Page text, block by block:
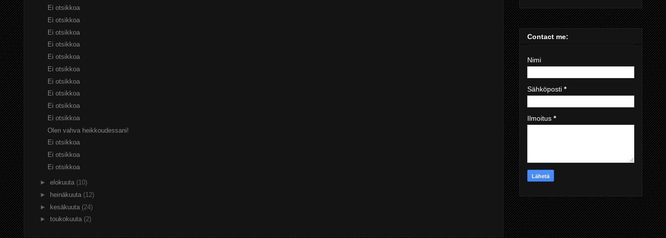
Ei otsikkoa
Ei otsikkoa
Ei otsikkoa
Ei otsikkoa
Ei otsikkoa
Ei otsikkoa
Ei otsikkoa
Ei otsikkoa
Ei otsikkoa
Ei otsikkoa
Olen vahva heikkoudessani!
Ei otsikkoa
Ei otsikkoa
Ei otsikkoa
► elokuuta (10)
►
heinäkuuta (12)
► kesäkuuta (24)
► toukokuuta (2)
Contact me:
Nimi
Sähköposti *
Ilmoitus *